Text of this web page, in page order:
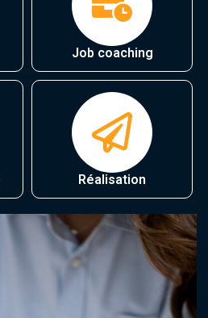
Job coaching
Réalisation